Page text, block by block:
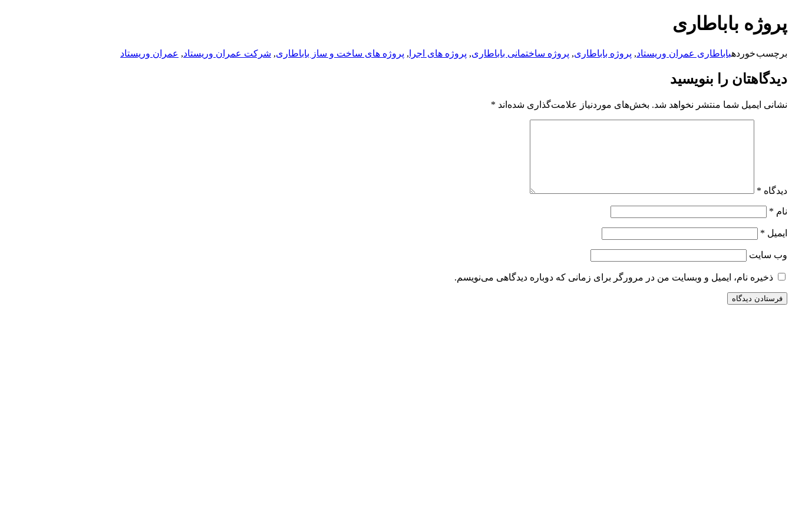
به
پروژه باباطاری
برچسب خوردهباباطاری عمران وریستاد, پروژه باباطاری, پروژه ساختمانی باباطاری, پروژه های اجرا , پروژه های ساخت و ساز باباطاری, شرکت عمران وریستاد, عمران وریستاد
دیدگاهتان را بنویسید
نشانی ایمیل شما منتشر نخواهد شد. بخش‌های موردنیاز علامت‌گذاری شده‌اند *
دیدگاه *
نام *
ایمیل *
وب‌ سایت
ذخیره نام، ایمیل و وبسایت من در مرورگر برای زمانی که دوباره دیدگاهی می‌نویسم.